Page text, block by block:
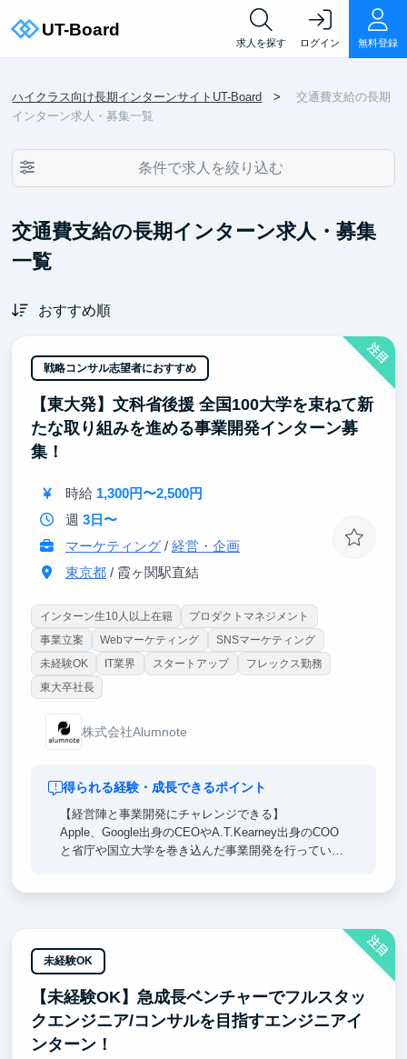
求人を探す ログイン 無料登録
ハイクラス向け長期インターンサイトUT-Board
交通費支給の長期
インターン求人・募集一覧
条件で求人を絞り込む
交通費支給の長期インターン求人・募集
一覧
おすすめ順
注目
戦略コンサル志望者におすすめ
【東大発】文科省後援 全国100大学を束ねて新
たな取り組みを進める事業開発インターン募
集！
時給 1,300円〜2,500円
週 3日〜
マーケティング/ 経営・企画
東京都/ 霞ヶ関駅直結
インターン生10人以上在籍
プロダクトマネジメント
事業立案
Webマーケティング
SNSマーケティング
未経験OK
IT業界 スタートアップ
フレックス勤務
東大卒社長
株式会社Alumnote
得られる経験・成長できるポイント
【経営陣と事業開発にチャレンジできる】
Apple、Google出身のCEOやA.T.Kearney出身のCOO
と省庁や国立大学を巻き込んだ事業開発を行っていた
務にはどんどん挑戦できる環境が整っています。
実務経験を積みながら成長でき、就活で武器になるエ
ピソードが得られます。
【学業や学生生活との両立応援】
試験や免許合宿等でまとまったお休みを取ることも可
注目
未経験OK
【未経験OK】急成長ベンチャーでフルスタッ
クエンジニア/コンサルを目指すエンジニアイ
ンターン！